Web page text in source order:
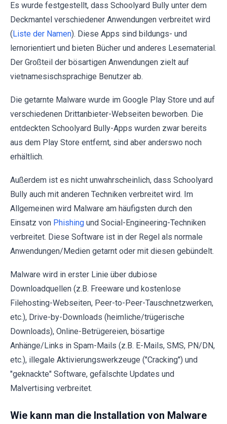
Es wurde festgestellt, dass Schoolyard Bully unter dem
Deckmantel verschiedener Anwendungen verbreitet wird
(Liste der Namen). Diese Apps sind bildungs- und
lernorientiert und bieten Bücher und anderes Lesematerial.
Der Großteil der bösartigen Anwendungen zielt auf
vietnamesischsprachige Benutzer ab.
Die getarnte Malware wurde im Google Play Store und auf
verschiedenen Drittanbieter-Webseiten beworben. Die
entdeckten Schoolyard Bully-Apps wurden zwar bereits
aus dem Play Store entfernt, sind aber anderswo noch
erhältlich.
Außerdem ist es nicht unwahrscheinlich, dass Schoolyard
Bully auch mit anderen Techniken verbreitet wird. Im
Allgemeinen wird Malware am häufigsten durch den
Einsatz von Phishing und Social-Engineering-Techniken
verbreitet. Diese Software ist in der Regel als normale
Anwendungen/Medien getarnt oder mit diesen gebündelt.
Malware wird in erster Linie über dubiose
Downloadquellen (z.B. Freeware und kostenlose
Filehosting-Webseiten, Peer-to-Peer-Tauschnetzwerken,
etc.), Drive-by-Downloads (heimliche/trügerische
Downloads), Online-Betrügereien, bösartige
Anhänge/Links in Spam-Mails (z.B. E-Mails, SMS, PN/DN,
etc.), illegale Aktivierungswerkzeuge ("Cracking") und
"geknackte" Software, gefälschte Updates und
Malvertising verbreitet.
Wie kann man die Installation von Malware